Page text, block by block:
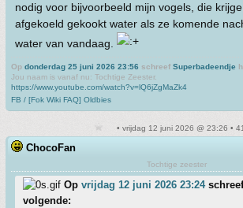
nodig voor bijvoorbeeld mijn vogels, die
afgekoeld gekookt water als ze komende
water van vandaag.
Op donderdag 25 juni 2026 23:56 schreef Superbadeendje
Jou naam is vanaf nu: Tochtige Zeester.
https://www.youtube.com/watch?v=lQ6jZgMaZk4
FB / [Fok Wiki FAQ] Oldbies
• vrijdag 12 juni 2026 @ 23:26 •
ChocoFan
Tochtige zeester
Op vrijdag 12 juni 2026 23:24
volgende: